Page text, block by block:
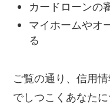
カードローンの
マイホームやオ
る
ご覧の通り、信用
でしつこくあなたに